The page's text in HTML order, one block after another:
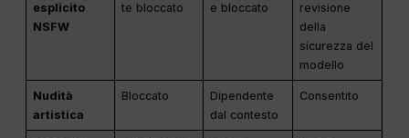
esplicito
NSFW
te bloccato
e bloccato
revisione
della
sicurezza del
modello
Nudità
artistica
Bloccato
Dipendente
dal contesto
Consentito